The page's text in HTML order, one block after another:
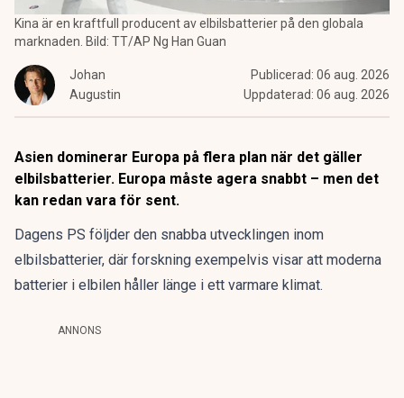
Kina är en kraftfull producent av elbilsbatterier på den globala
marknaden. Bild: TT/AP Ng Han Guan
Johan
Augustin
Publicerad: 06 aug. 2026
Uppdaterad: 06 aug. 2026
Asien dominerar Europa på flera plan när det gäller
elbilsbatterier. Europa måste agera snabbt – men det
kan redan vara för sent.
Dagens PS följder den snabba utvecklingen inom
elbilsbatterier, där forskning exempelvis visar att moderna
batterier i elbilen håller länge i ett varmare klimat.
ANNONS